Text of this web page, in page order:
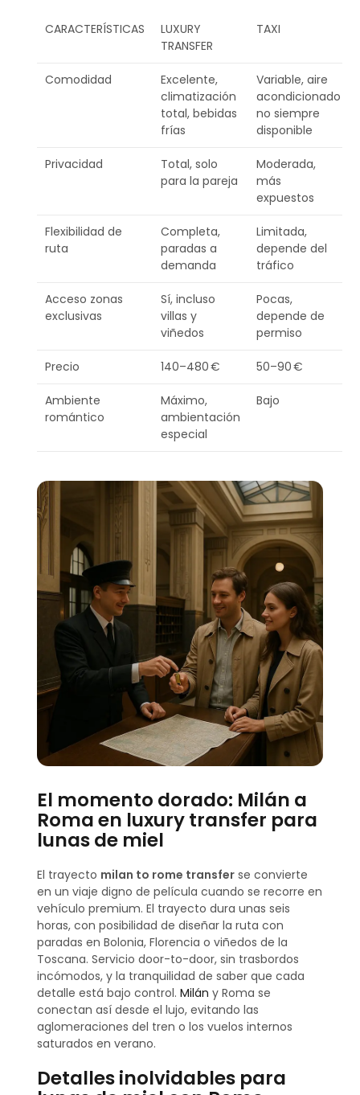
CARACTERÍSTICAS
LUXURY
TRANSFER
TAXI
Comodidad
Excelente,
climatización
total, bebidas
frías
Variable, aire
acondicionado
no siempre
disponible
Privacidad
Total, solo
para la pareja
Moderada,
más
expuestos
Flexibilidad de
ruta
Completa,
paradas a
demanda
Limitada,
depende del
tráfico
Acceso zonas
exclusivas
Sí, incluso
villas y
viñedos
Pocas,
depende de
permiso
Precio 140–480 € 50–90 €
Ambiente
romántico
Máximo,
ambientación
especial
Bajo
El momento dorado: Milán a
Roma en luxury transfer para
lunas de miel
El trayecto milan to rome transfer se convierte
en un viaje digno de película cuando se recorre en
vehículo premium. El trayecto dura unas seis
horas, con posibilidad de diseñar la ruta con
paradas en Bolonia, Florencia o viñedos de la
Toscana. Servicio door-to-door, sin trasbordos
incómodos, y la tranquilidad de saber que cada
detalle está bajo control.Milán y Roma se
conectan así desde el lujo, evitando las
aglomeraciones del tren o los vuelos internos
saturados en verano.
Detalles inolvidables para